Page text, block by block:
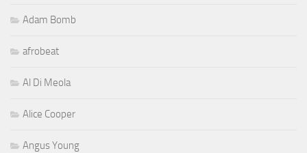
Adam Bomb
afrobeat
Al Di Meola
Alice Cooper
Angus Young